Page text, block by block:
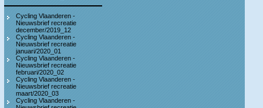
Cycling Vlaanderen -
Nieuwsbrief recreatie
december/2019_12
Cycling Vlaanderen -
Nieuwsbrief recreatie
januari/2020_01
Cycling Vlaanderen -
Nieuwsbrief recreatie
februari/2020_02
Cycling Vlaanderen -
Nieuwsbrief recreatie
maart/2020_03
Cycling Vlaanderen -